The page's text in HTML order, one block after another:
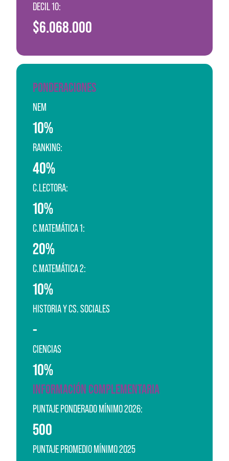
DECIL 10:
$6.068.000
PONDERACIONES
NEM
10%
RANKING:
40%
C.LECTORA:
10%
C.MATEMÁTICA 1:
20%
C.MATEMÁTICA 2:
10%
HISTORIA Y CS. SOCIALES
-
CIENCIAS
10%
INFORMACIÓN COMPLEMENTARIA
PUNTAJE PONDERADO MÍNIMO 2026:
500
PUNTAJE PROMEDIO MÍNIMO 2025